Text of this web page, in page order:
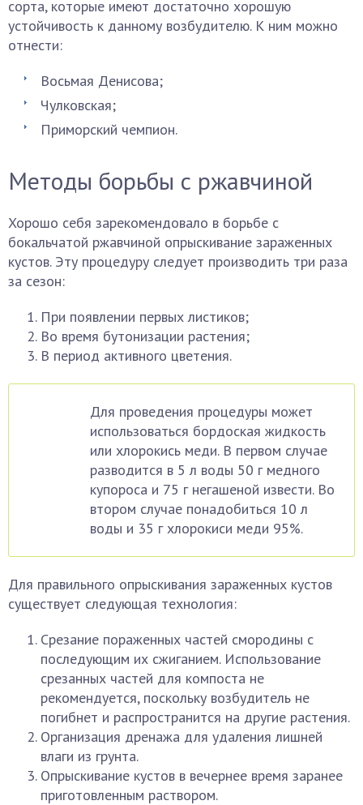
сорта, которые имеют достаточно хорошую
устойчивость к данному возбудителю. К ним можно
отнести:
Восьмая Денисова;
Чулковская;
Приморский чемпион.
Методы борьбы с ржавчиной
Хорошо себя зарекомендовало в борьбе с
бокальчатой ржавчиной опрыскивание зараженных
кустов. Эту процедуру следует производить три раза
за сезон:
При появлении первых листиков;
Во время бутонизации растения;
В период активного цветения.
Для проведения процедуры может
использоваться бордоская жидкость
или хлорокись меди. В первом случае
разводится в 5 л воды 50 г медного
купороса и 75 г негашеной извести. Во
втором случае понадобиться 10 л
воды и 35 г хлорокиси меди 95%.
Для правильного опрыскивания зараженных кустов
существует следующая технология:
Срезание пораженных частей смородины с
последующим их сжиганием. Использование
срезанных частей для компоста не
рекомендуется, поскольку возбудитель не
погибнет и распространится на другие растения.
Организация дренажа для удаления лишней
влаги из грунта.
Опрыскивание кустов в вечернее время заранее
приготовленным раствором.